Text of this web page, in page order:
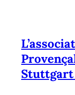
Stuttgart